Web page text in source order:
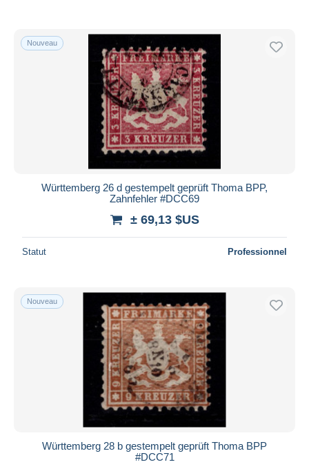
Nouveau
Württemberg 26 d gestempelt geprüft Thoma BPP,
Zahnfehler #DCC69
± 69,13 $US
Statut Professionnel
Nouveau
Württemberg 28 b gestempelt geprüft Thoma BPP
#DCC71